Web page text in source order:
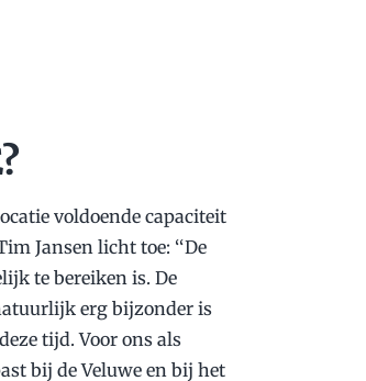
voldoende capaciteit
Jansen licht toe: ‘‘De
te bereiken is. De
erg bijzonder is
tijd. Voor ons als
bij de Veluwe en bij het